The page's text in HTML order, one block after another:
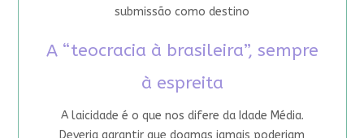
submissão como destino
A “teocracia à brasileira”, sempre
à espreita
A laicidade é o que nos difere da Idade Média.
Deveria garantir que dogmas jamais poderiam